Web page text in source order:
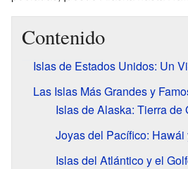
Contenido
Islas de Estados Unidos: Un
Las Islas Más Grandes y
Islas de Alaska: Tierra de
Joyas del Pacífico: Hawái
Islas del Atlántico y el